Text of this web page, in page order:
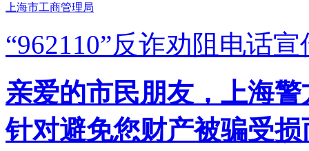
上海市工商管理局
“962110”反诈劝阻电话宣
亲爱的市民朋友，上海
针对避免您财产被骗受